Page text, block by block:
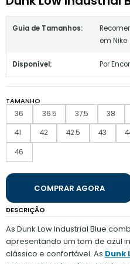
Guia de Tamanhos:
em Nike
Disponível: Por
TAMANHO
36
36.5 37.5 38
41 42 42.5 43
46
COMPRAR AGORA
DESCRIÇÃO
As Dunk Low Industrial Blue
apresentando um tom de azul
clássico e confortável. As Dunk